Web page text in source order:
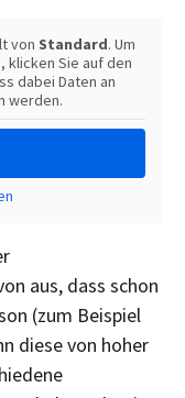
von Standard. Um
klicken Sie auf den
dabei Daten an
werden.
aus, dass schon
(zum Beispiel
diese von hoher